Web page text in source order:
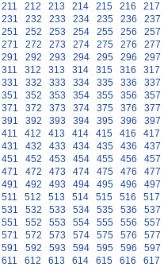
211 212 213 214 215 216 217
231 232 233 234 235 236 237
251 252 253 254 255 256 257
271 272 273 274 275 276 277
291 292 293 294 295 296 297
311 312 313 314 315 316 317
331 332 333 334 335 336 337
351 352 353 354 355 356 357
371 372 373 374 375 376 377
391 392 393 394 395 396 397
411 412 413 414 415 416 417
431 432 433 434 435 436 437
451 452 453 454 455 456 457
471 472 473 474 475 476 477
491 492 493 494 495 496 497
511 512 513 514 515 516 517
531 532 533 534 535 536 537
551 552 553 554 555 556 557
571 572 573 574 575 576 577
591 592 593 594 595 596 597
611 612 613 614 615 616 617